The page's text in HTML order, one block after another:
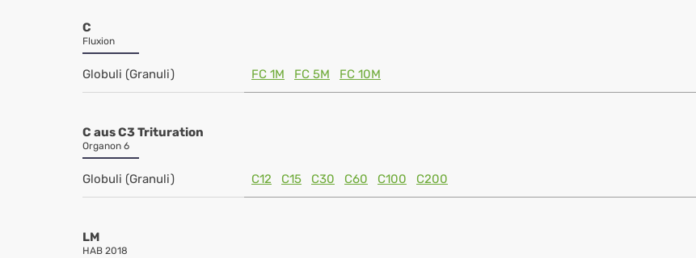
C
Fluxion
Globuli (Granuli) FC 1M FC 5M FC 10M
C aus C3 Trituration
Organon 6
Globuli (Granuli) C12 C15 C30 C60 C100 C200
LM
HAB 2018